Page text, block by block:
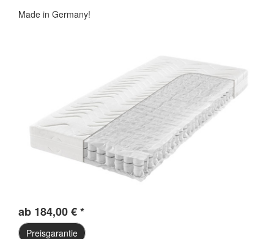
Made in Germany!
ab 184,00€*
Preisgarantie